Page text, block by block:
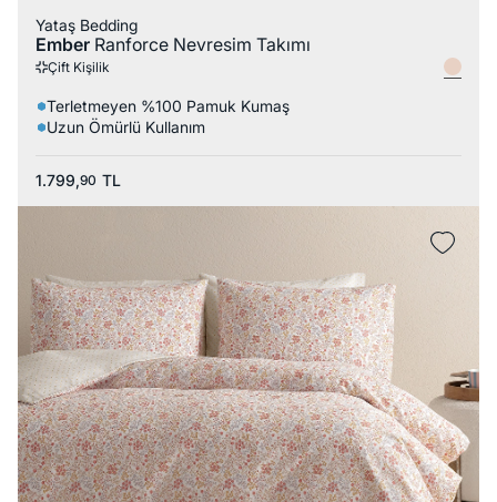
Yataş Bedding
Ember Ranforce Nevresim Takımı
Çift Kişilik
Terletmeyen %100 Pamuk Kumaş
Uzun Ömürlü Kullanım
1.799,90 TL